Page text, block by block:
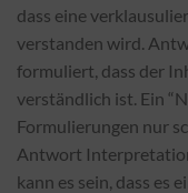
dass eine
verstanden wird.
formuliert, dass der
verständlich ist. Ein
Formulierungen nur
Antwort
kann es sein, dass es